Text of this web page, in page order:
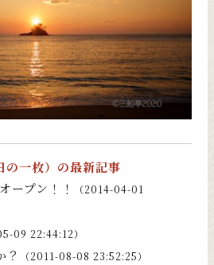
の一枚）の最新記事
プン！！
（2014-04-01
09 22:44:12）
？ （2011-08-08 23:52:25）